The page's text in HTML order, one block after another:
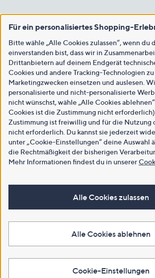
Für ein personalisiertes Shopping-
Bitte wähle „Alle Cookies zulassen“, wenn du
einverstanden bist, dass wir in
Drittanbietern auf deinem Endgerät
Cookies und andere Tracking-Technologien
Marketingzwecken einsetzen und auslesen.
personalisierte und nicht-personalisierte
nicht wünschst, wähle „Alle Cookies
Cookies ist die Zustimmung nicht
Zustimmung ist freiwillig und für die Nutzung
nicht erforderlich. Du kannst sie jederzeit
unter „Cookie-Einstellungen“ deine Auswahl
die Rechtmäßigkeit der bisherigen
Mehr Informationen findest du in unserer
Alle Cookies zulassen
Alle Cookies ablehnen
Cookie-Einstellungen